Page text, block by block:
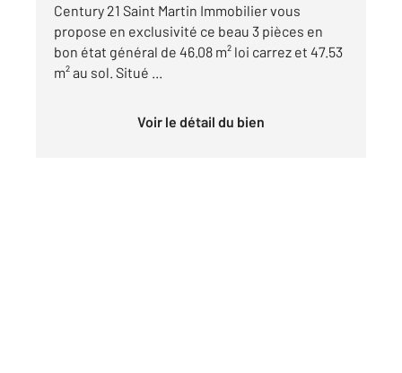
Century 21 Saint Martin Immobilier vous
propose en exclusivité ce beau 3 pièces en
bon état général de 46.08 m² loi carrez et 47.53
m² au sol. Situé ...
Voir le détail du bien